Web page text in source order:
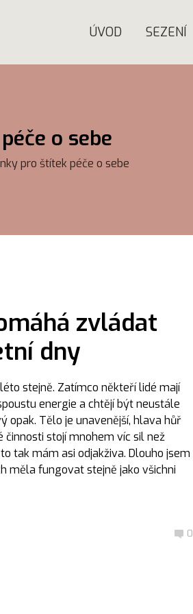
ÚVOD SEZENÍ
péče o sebe
pro štítek péče o sebe
zvládat
dny
stejně. Zatímco někteří lidé mají
energie a chtějí být neustále
opak. Tělo je unavenější, hlava hůř
činnosti stojí mnohem víc sil než
tak mám asi odjakživa. Dlouho jsem
měla fungovat stejně jako všichni
0